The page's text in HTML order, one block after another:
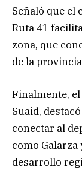
Señaló que el
Ruta 41
zona, que
de la
Finalmente,
Suaid,
conectar al
como Galarza
desarrollo